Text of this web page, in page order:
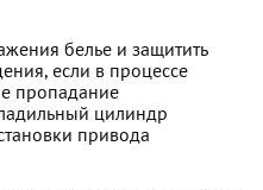
белье и защитить
если в процессе
пропадание
цилиндр
привода